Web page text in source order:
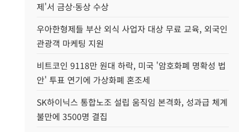
제'서 금상·동상 수상
우아한형제들 부산 외식 사업자 대상 무료 교육, 외국인
관광객 마케팅 지원
비트코인 9118만 원대 하락, 미국 '암호화폐 명확성 법
안' 투표 연기에 가상화폐 혼조세
SK하이닉스 통합노조 설립 움직임 본격화, 성과급 체계
불만에 3500명 결집